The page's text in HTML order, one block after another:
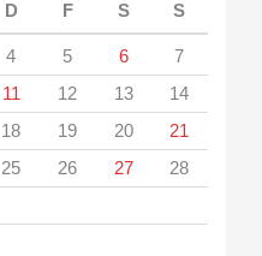
D F S S
4 5 6
7
11 12 13
14
18 19 20
21
25 26 27
28